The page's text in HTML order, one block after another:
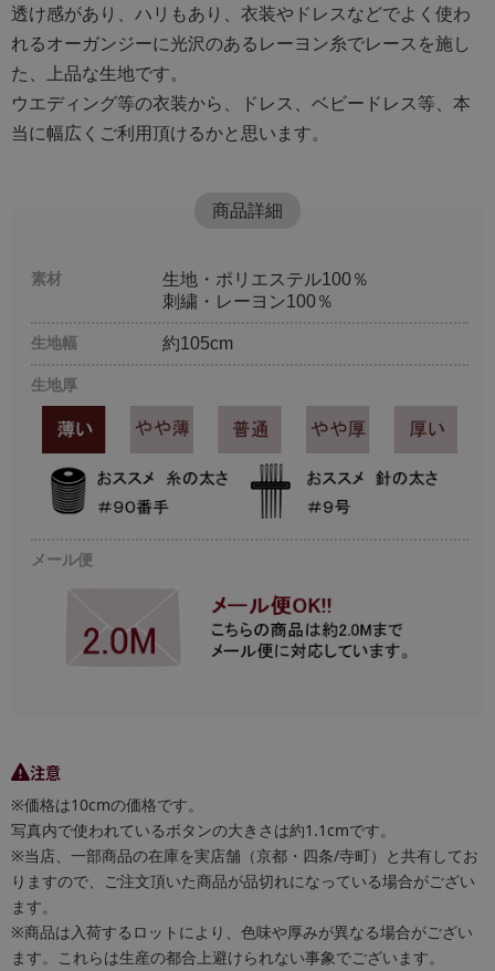
透け感があり、ハリもあり、衣装やドレスなどでよく使わ
れるオーガンジーに光沢のあるレーヨン糸でレースを施し
た、上品な生地です。
ウエディング等の衣装から、ドレス、ベビードレス等、本
当に幅広くご利用頂けるかと思います。
商品詳細
素材
生地・ポリエステル100％
刺繍・レーヨン100％
生地幅 約105cm
生地厚
メール便
注意
※価格は10cmの価格です。
写真内で使われているボタンの大きさは約1.1cmです。
※当店、一部商品の在庫を実店舗（京都・四条/寺町）と共有してお
りますので、ご注文頂いた商品が品切れになっている場合がござい
ます。
※商品は入荷するロットにより、色味や厚みが異なる場合がござい
ます。これらは生産の都合上避けられない事象でございます。